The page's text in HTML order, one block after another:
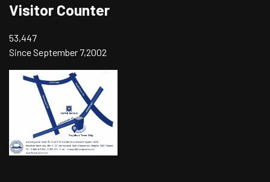
Visitor Counter
53,447
Since September 7,2002